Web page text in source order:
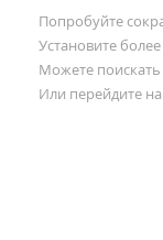
Попробуйте
Установите
Можете
Или перейдите на